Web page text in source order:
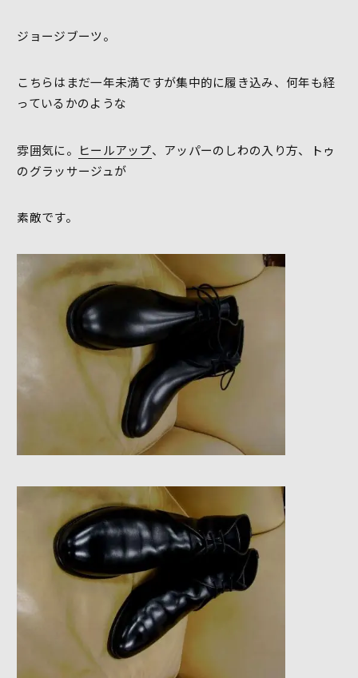
ジョージブーツ。
こちらはまだ一年未満ですが集中的に履き込み、何年も経
っているかのような
雰囲気に。 ヒールアップ、アッパーのしわの入り方、トゥ
のグラッサージュが
素敵です。